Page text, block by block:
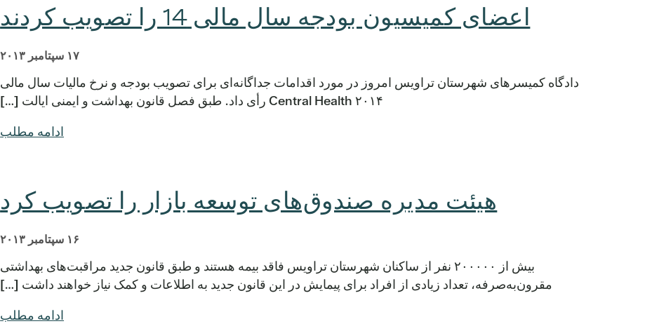
اعضای کمیسیون بودجه سال مالی 14 را تصویب کردند
۱۷ سپتامبر ۲۰۱۳
دادگاه کمیسرهای شهرستان تراویس امروز در مورد اقدامات جداگانه‌ای برای تصویب بودجه و نرخ مالیات سال مالی
۲۰۱۴ Central Health رأی داد. طبق فصل قانون بهداشت و ایمنی ایالت […]
ادامه مطلب
هیئت مدیره صندوق‌های توسعه بازار را تصویب کرد
۱۶ سپتامبر ۲۰۱۳
بیش از ۲۰۰۰۰۰ نفر از ساکنان شهرستان تراویس فاقد بیمه هستند و طبق قانون جدید مراقبت‌های بهداشتی
مقرون‌به‌صرفه، تعداد زیادی از افراد برای پیمایش در این قانون جدید به اطلاعات و کمک نیاز خواهند داشت […]
ادامه مطلب